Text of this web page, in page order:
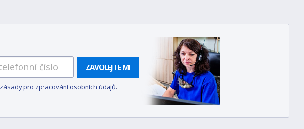
ZAVOLEJTE MI
zásady pro zpracování osobních údajů.